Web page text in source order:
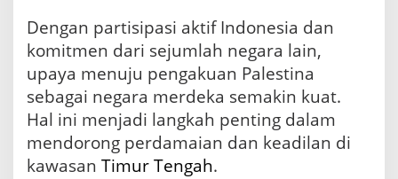
Dengan partisipasi aktif Indonesia dan
komitmen dari sejumlah negara lain,
upaya menuju pengakuan Palestina
sebagai negara merdeka semakin kuat.
Hal ini menjadi langkah penting dalam
mendorong perdamaian dan keadilan di
kawasan Timur Tengah.